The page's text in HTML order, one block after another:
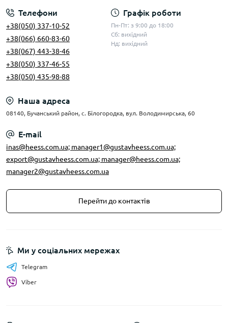
Телефони
+38(050) 337-10-52
+38(066) 660-83-60
+38(067) 443-38-46
+38(050) 337-46-55
+38(050) 435-98-88
Графік роботи
Пн-Пт: з 9:00 до 18:00
Сб: вихідний
Нд: вихідний
Наша адреса
08140, Бучанський район, с. Білогородка, вул. Володимирська, 60
E-mail
inas@heess.com.ua; manager1@gustavheess.com.ua;
export@gustavheess.com.ua; manager@heess.com.ua;
manager2@gustavheess.com.ua
Перейти до контактів
Ми у соціальних мережах
Telegram
Viber